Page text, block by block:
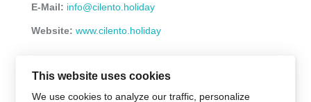
E-Mail: info@cilento.holiday
Website: www.cilento.holiday
This website uses cookies
We use cookies to analyze our traffic, personalize